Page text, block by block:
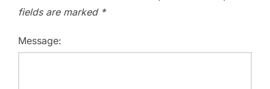
fields are marked *
Message: